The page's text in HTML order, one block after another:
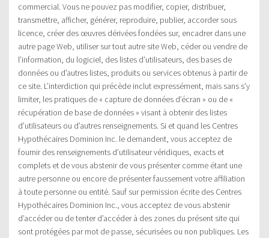
commercial. Vous ne pouvez pas modifier, copier, distribuer,
transmettre, afficher, générer, reproduire, publier, accorder sous
licence, créer des œuvres dérivées fondées sur, encadrer dans une
autre page Web, utiliser sur tout autre site Web, céder ou vendre de
l’information, du logiciel, des listes d’utilisateurs, des bases de
données ou d’autres listes, produits ou services obtenus à partir de
ce site. L’interdiction qui précède inclut expressément, mais sans s’y
limiter, les pratiques de « capture de données d’écran » ou de «
récupération de base de données » visant à obtenir des listes
d’utilisateurs ou d’autres renseignements. Si et quand les Centres
Hypothécaires Dominion Inc. le demandent, vous acceptez de
fournir des renseignements d’utilisateur véridiques, exacts et
complets et de vous abstenir de vous présenter comme étant une
autre personne ou encore de présenter faussement votre affiliation
à toute personne ou entité. Sauf sur permission écrite des Centres
Hypothécaires Dominion Inc., vous acceptez de vous abstenir
d’accéder ou de tenter d’accéder à des zones du présent site qui
sont protégées par mot de passe, sécurisées ou non publiques. Les